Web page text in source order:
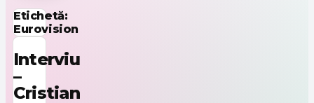
Etichetă:
Eurovision
Interviu
–
Cristian